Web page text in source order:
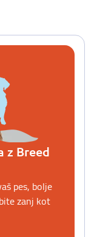
z Breed
pes, bolje
zanj kot